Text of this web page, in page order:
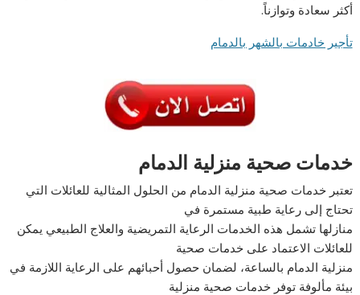
أكثر سعادة وتوازناً.
تأجير خادمات بالشهر بالدمام
خدمات صحية منزلية الدمام
تعتبر خدمات صحية منزلية الدمام من الحلول المثالية للعائلات التي
تحتاج إلى رعاية طبية مستمرة في
منازلها تشمل هذه الخدمات الرعاية التمريضية والعلاج الطبيعي يمكن
للعائلات الاعتماد على خدمات صحية
منزلية الدمام بالساعة، لضمان حصول أحبائهم على الرعاية اللازمة في
بيئة مألوفة توفر خدمات صحية منزلية